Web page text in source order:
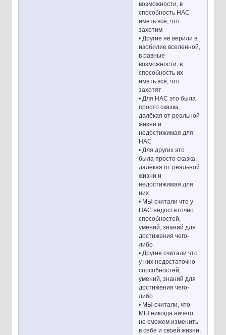
возможности, в
способность НАС
иметь всё, что
захотим
• Другие не верили в
изобилие вселенной,
в равные
возможности, в
способность их
иметь всё, что
захотят
• Для НАС это была
просто сказка,
далёкая от реальной
жизни и
недостижимая для
НАС
• Для других это
была просто сказка,
далёкая от реальной
жизни и
недостижимая для
них
• МЫ считали что у
НАС недостаточно
способностей,
умений, знаний для
достижения чего-
либо
• Другие считали что
у них недостаточно
способностей,
умений, знаний для
достижения чего-
либо
• МЫ считали, что
МЫ никогда ничего
не сможем изменить
в себе и своей жизни,